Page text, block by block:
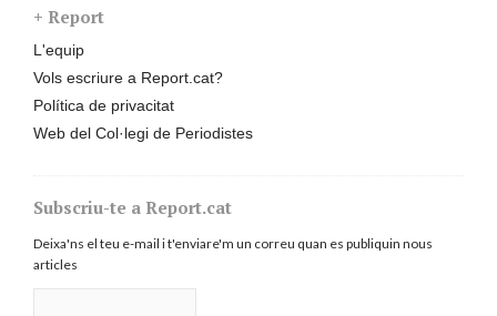
+ Report
L'equip
Vols escriure a Report.cat?
Política de privacitat
Web del Col·legi de Periodistes
Subscriu-te a Report.cat
Deixa'ns el teu e-mail i t'enviare'm un correu quan es publiquin nous
articles